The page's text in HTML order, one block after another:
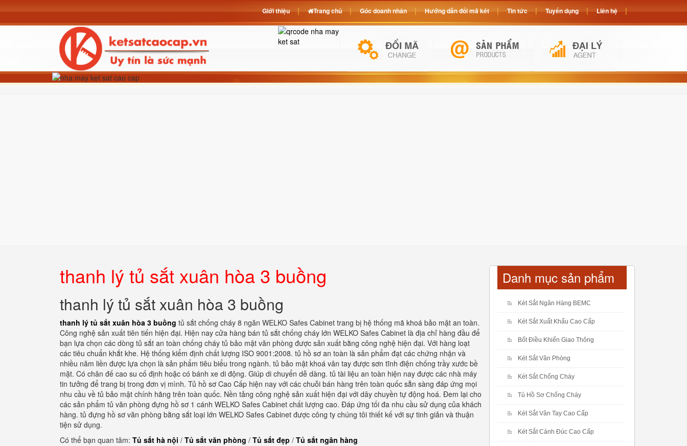
thanh lý tủ sắt xuân hòa 3 buồng
thanh lý tủ sắt xuân hòa 3 buồng
thanh lý tủ sắt xuân hòa 3 buồng tủ sắt chống cháy 8 ngăn WELKO Safes Cabinet trang bị hệ thống mã khoá bảo mật an toàn.
Công nghệ sản xuất tiên tiến hiện đại. Hiện nay cửa hàng bán tủ sắt chống cháy lớn WELKO Safes Cabinet là địa chỉ hàng đầu để
bạn lựa chọn các dòng tủ sắt an toàn chống cháy tủ bảo mật văn phòng được sản xuất bằng công nghệ hiện đại. Với hàng loạt
các tiêu chuẩn khắt khe. Hệ thống kiểm định chất lượng ISO 9001:2008. tủ hồ sơ an toàn là sản phẩm đạt các chứng nhận và
nhiều năm liền được lựa chọn là sản phẩm tiêu biểu trong ngành. tủ bảo mật khoá vân tay được sơn tĩnh điện chống trầy xước bề
mặt. Có chân đế cao su cố định hoặc có bánh xe di động. Giúp di chuyển dễ dàng. tủ tài liệu an toàn hiện nay được các nhà máy
tin tưởng để trang bị trong đơn vị mình. Tủ hồ sơ Cao Cấp hiện nay với các chuỗi bán hàng trên toàn quốc sẵn sàng đáp ứng mọi
nhu cầu về tủ bảo mật chính hãng trên toàn quốc. Nền tảng công nghệ sản xuất hiện đại với dây chuyền tự động hoá. Đem lại cho
các sản phẩm tủ văn phòng đựng hồ sơ 1 cánh WELKO Safes Cabinet chất lượng cao. Đáp ứng tối đa nhu cầu sử dụng của khách
hàng. tủ đựng hồ sơ văn phòng bằng sắt loại lớn WELKO Safes Cabinet được công ty chúng tôi thiết kế với sự tinh giản và thuận
tiện sử dụng.
Có thể bạn quan tâm: Tủ sắt hà nội / Tủ sắt văn phòng / Tủ sắt đẹp / Tủ sắt ngân hàng
Danh mục sản phẩm
Két Sắt Ngân Hàng BEMC
Két Sắt Xuất Khẩu Cao Cấp
Bốt Điều Khiển Giao Thông
Két Sắt Văn Phòng
Két Sắt Chống Cháy
Tủ Hồ Sơ Chống Cháy
Két Sắt Vân Tay Cao Cấp
Két Sắt Cánh Đúc Cao Cấp
Giới thiệu Trang chủ Góc doanh nhân Hướng dẫn đổi mã két Tin tức Tuyển dụng Liên hệ